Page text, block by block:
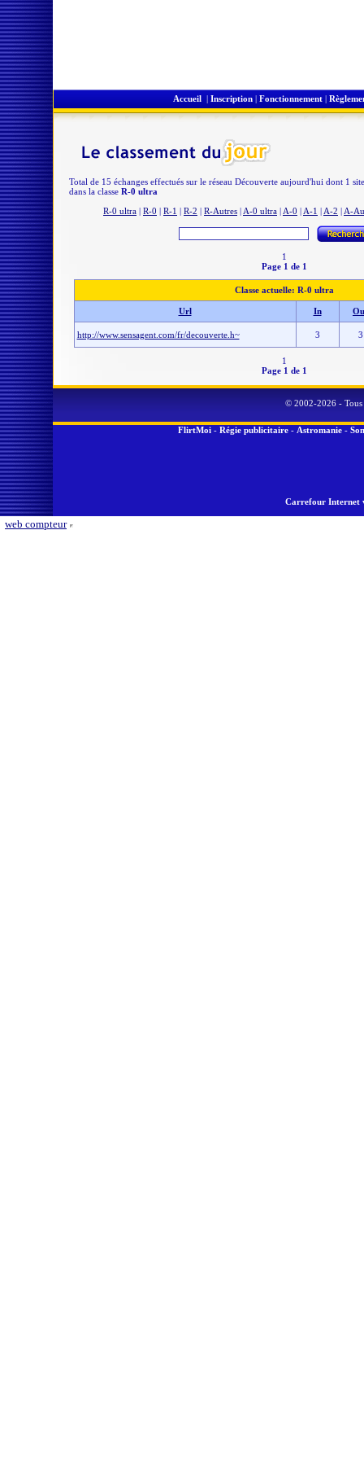
Accueil | Inscription | Fonctionnement |
Total de 15 échanges effectués sur le réseau Découverte aujourd'hui dont 1
dans la classe R-0 ultra
R-0 ultra | R-0 | R-1 | R-2 | R-Autres | A-0 ultra | A-0 | A-1 | A-2 | A-
1
Page 1 de 1
Classe actuelle: R-0 ultra
Url In
http://www.sensagent.com/fr/decouverte.h~ 3 3
1
Page 1 de 1
© 2002-2026 - Tous
FlirtMoi - Régie publicitaire - Astromanie -
Carrefour Internet
web compteur